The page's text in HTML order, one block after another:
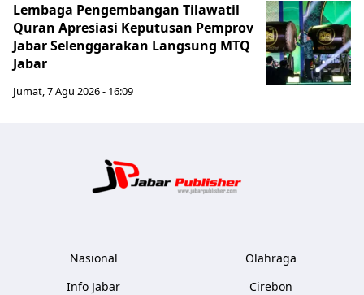
Lembaga Pengembangan Tilawatil
Quran Apresiasi Keputusan Pemprov
Jabar Selenggarakan Langsung MTQ
Jabar
Jumat, 7 Agu 2026 - 16:09
Nasional
Info Jabar
Olahraga
Cirebon